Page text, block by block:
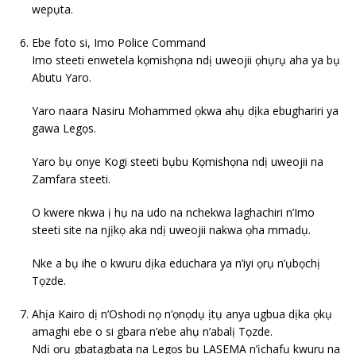
wepụta.
Ebe foto si, Imo Police Command
Imo steeti enwetela kọmishọna ndị uweojii ọhụrụ aha ya bụ
Abutu Yaro.
Yaro naara Nasiru Mohammed ọkwa ahụ dịka ebughariri ya
gawa Legọs.
Yaro bụ onye Kogi steeti bụbu Kọmishọna ndị uweojii na
Zamfara steeti.
O kwere nkwa ị hụ na udo na nchekwa laghachiri n’Imo
steeti site na njịkọ aka ndị uweojii nakwa ọha mmadụ.
Nke a bụ ihe o kwuru dịka educhara ya n’iyi ọrụ n’ụbọchị
Tọzde.
Ahịa Kairo dị n’Oshodi nọ n’ọnọdụ ịtụ anya ugbua dịka ọkụ
amaghi ebe o si gbara n’ebe ahụ n’abalị Tọzde.
Ndị ọrụ gbatagbata na Legọs bụ LASEMA n’ịchafụ kwuru na